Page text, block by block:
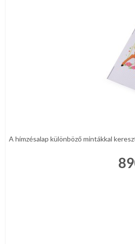
A hímzésalap különböző mintákkal